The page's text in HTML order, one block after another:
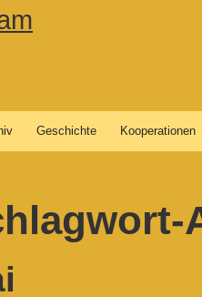
Geschichte Kooperationen